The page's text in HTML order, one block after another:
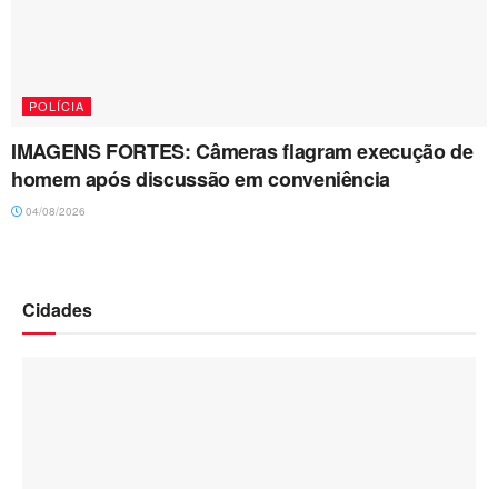
POLÍCIA
IMAGENS FORTES: Câmeras flagram execução de
homem após discussão em conveniência
04/08/2026
Cidades